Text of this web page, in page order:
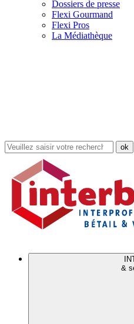
Dossiers de presse
Flexi Gourmand
Flexi Pros
La Médiathèque
Rechercher
dans
site
&